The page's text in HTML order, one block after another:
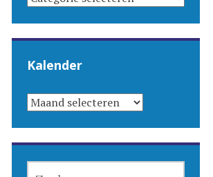
Kalender
KALENDER